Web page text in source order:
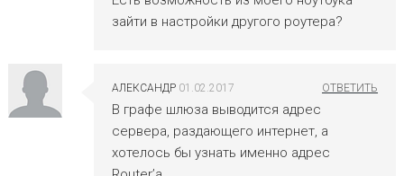
зайти в настройки другого роутера?
АЛЕКСАНДР 01.02.2017
В графе шлюза выводится адрес
сервера, раздающего интернет, а
хотелось бы узнать именно адрес